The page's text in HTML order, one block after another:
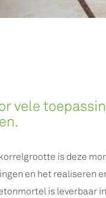
vele
is deze
en het realiseren
is leverbaar